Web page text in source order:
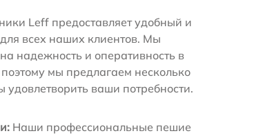
Leff предоставляет удобный и
всех наших клиентов. Мы
надежность и оперативность в
мы предлагаем несколько
удовлетворить ваши потребности.
Наши профессиональные пешие